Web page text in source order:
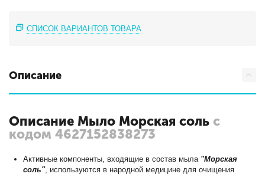
СПИСОК ВАРИАНТОВ ТОВАРА
Описание
Описание Мыло Морская соль с
кодом 4627152838273
Активные компоненты, входящие в состав мыла "Морская
соль", используются в народной медицине для очищения